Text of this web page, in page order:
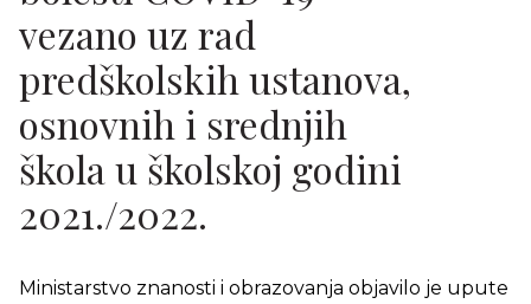
vezano uz rad
predškolskih ustanova,
osnovnih i srednjih
škola u školskoj godini
2021./2022.
Ministarstvo znanosti i obrazovanja objavilo je upute